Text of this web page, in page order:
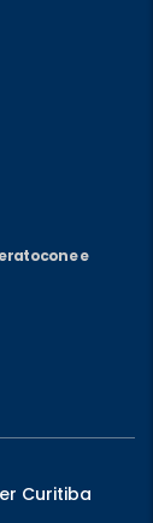
e
Curitiba